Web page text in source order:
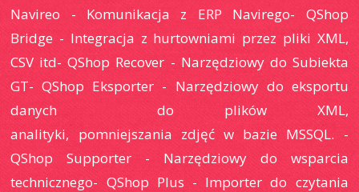
Navireo - Komunikacja z ERP Navirego- QShop
Bridge - Integracja z hurtowniami przez pliki XML,
CSV itd- QShop Recover - Narzędziowy do Subiekta
GT- QShop Eksporter - Narzędziowy do eksportu
danych do plików XML,
analityki, pomniejszania zdjęć w bazie MSSQL. -
QShop Supporter - Narzędziowy do wsparcia
technicznego- QShop Plus - Importer do czytania